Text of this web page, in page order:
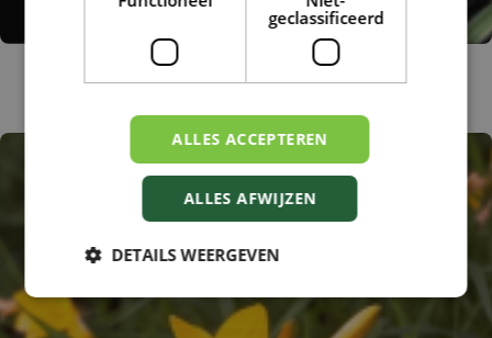
Hemerocallis 'Beautiful Edgings'
geclassificeerd
ALLES ACCEPTEREN
ALLES AFWIJZEN
DETAILS WEERGEVEN